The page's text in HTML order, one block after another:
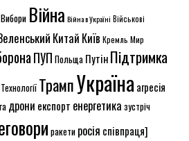
Вибори Війна Війна в Україні Військові
Китай Київ Кремль Мир
ПУП Польща ПутінПідтримка
ТехнологіїТрампУкраїна агресія
дрони експорт енергетика зустріч
ракети росія співпраця]